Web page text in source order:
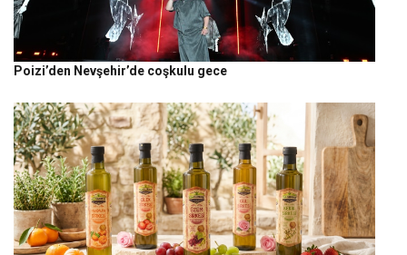
Poizi’den Nevşehir’de coşkulu gece